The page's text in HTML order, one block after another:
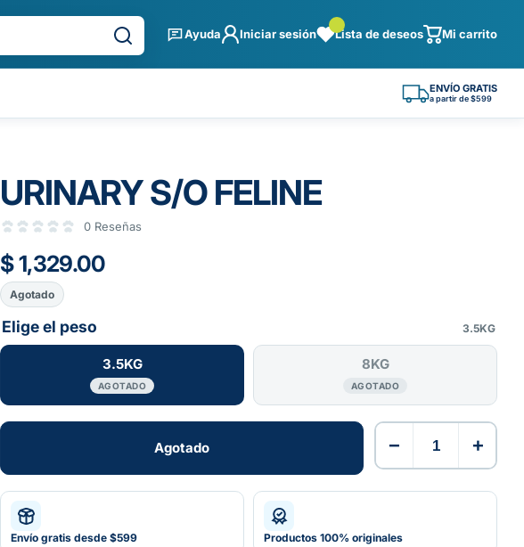
Ayuda Iniciar sesión Lista de deseos Mi carrito
ENVÍO GRATIS
a partir de $599
URINARY S/O FELINE
0 Reseñas
$ 1,329.00
Agotado
Elige el peso 3.5KG
3.5KG
AGOTADO
8KG
AGOTADO
Agotado
− +
Envío gratis desde $599 Productos 100% originales